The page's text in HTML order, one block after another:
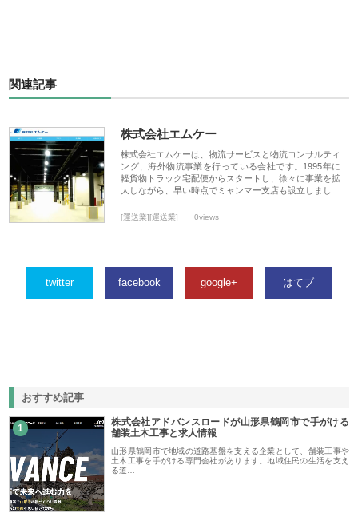
関連記事
株式会社エムケー
株式会社エムケーは、物流サービスと物流コンサルティ
ング、海外物流事業を行っている会社です。1995年に
軽貨物トラック宅配便からスタートし、徐々に事業を拡
大しながら、早い時点でミャンマー支店も設立しまし…
[運送業][運送業] 0views
twitter facebook google+ はてブ
おすすめ記事
1
株式会社アドバンスロードが山形県鶴岡市で手がける
舗装土木工事と求人情報
山形県鶴岡市で地域の道路基盤を支える企業として、舗装工事や
土木工事を手がける専門会社があります。地域住民の生活を支え
る道…